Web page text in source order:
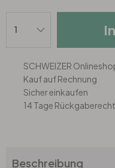
Jugendzimmer
Küche
Wohnzimmer
SCHWEIZER
Kauf auf Rechnung
Sicher einkaufen
14 Tage Rückgaberecht
Beschreibung